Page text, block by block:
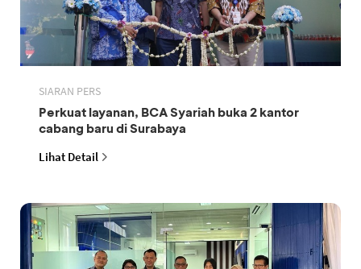
SIARAN PERS
Perkuat layanan, BCA Syariah buka 2 kantor
cabang baru di Surabaya
Lihat Detail